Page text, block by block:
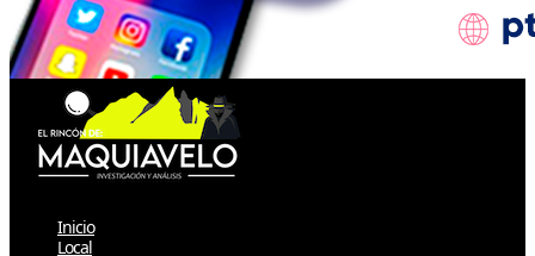
Inicio
Local